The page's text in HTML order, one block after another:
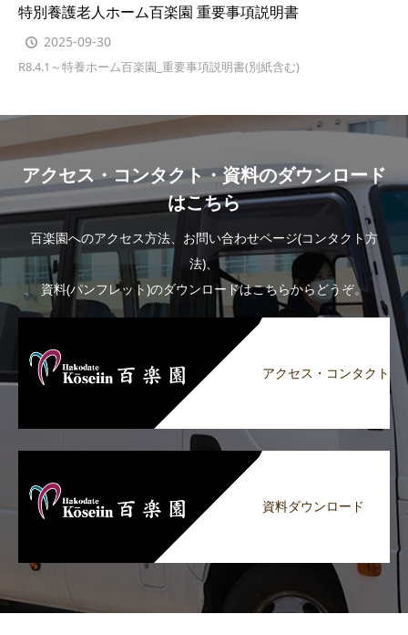
特別養護老人ホーム百楽園 重要事項説明書
2025-09-30
R8.4.1～特養ホーム百楽園_重要事項説明書(別紙含む)
アクセス・コンタクト・資料のダウンロード
はこちら
百楽園へのアクセス方法、お問い合わせページ(コンタクト方
法)、
資料(パンフレット)のダウンロードはこちらからどうぞ。
アクセス・コンタクト
資料ダウンロード